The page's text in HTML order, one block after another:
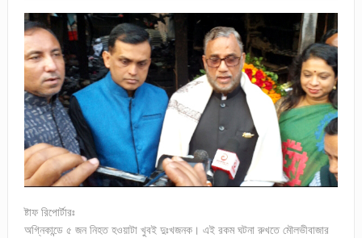
ষ্টাফ রিপোর্টারঃ
অগ্নিকান্ডে ৫ জন নিহত হওয়াটা খুবই দুঃখজনক। এই রকম ঘটনা রুখতে মৌলভীবাজার